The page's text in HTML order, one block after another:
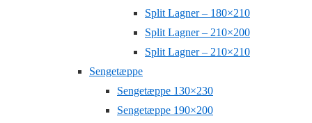
Split Lagner – 180×210
Split Lagner – 210×200
Split Lagner – 210×210
Sengetæppe
Sengetæppe 130×230
Sengetæppe 190×200